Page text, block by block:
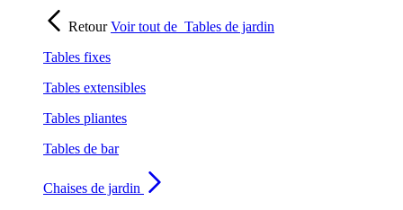
RetourVoir tout de Tables de jardin
Tables fixes
Tables extensibles
Tables pliantes
Tables de bar
Chaises de jardin